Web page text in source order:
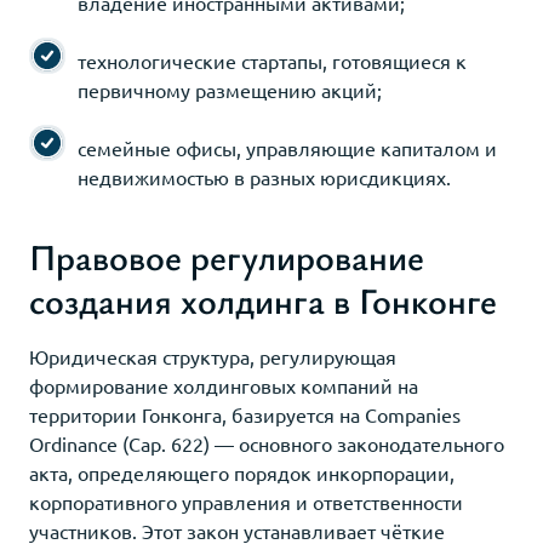
технологические стартапы, готовящиеся к
первичному размещению акций;
семейные офисы, управляющие капиталом и
недвижимостью в разных юрисдикциях.
Правовое регулирование
создания холдинга в Гонконге
Юридическая структура, регулирующая
формирование холдинговых компаний на
территории Гонконга, базируется на Companies
Ordinance (Cap. 622) — основного законодательного
акта, определяющего порядок инкорпорации,
корпоративного управления и ответственности
участников. Этот закон устанавливает чёткие